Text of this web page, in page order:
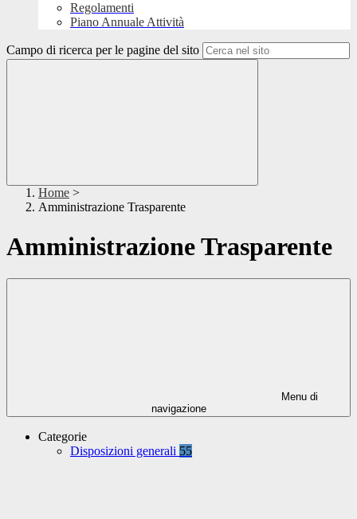
Regolamenti
Piano Annuale Attività
Campo di ricerca per le pagine del sito
Home >
Amministrazione Trasparente
Amministrazione Trasparente
Menu di
navigazione
Categorie
Disposizioni generali 55